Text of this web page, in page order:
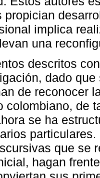
propician
implica
una
descritos
dado
de reconocer
colombiano, de
se ha
que se
hagan